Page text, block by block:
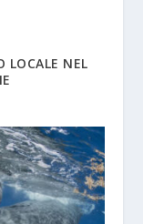
LOCALE NEL